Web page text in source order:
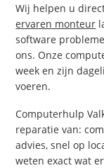
Wij helpen u
ervaren monteur
software
ons. Onze
week en zijn
voeren.
Computerhulp
reparatie van:
advies, snel op
weten exact wat